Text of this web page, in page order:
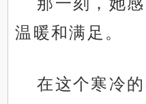
温暖和满足。
在这个寒冷